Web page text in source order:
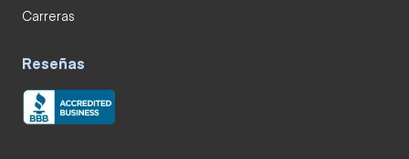
Carreras
Reseñas